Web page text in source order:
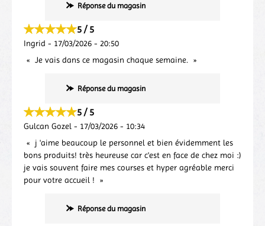
Réponse du magasin
5 / 5
Ingrid - 17/03/2026 - 20:50
Je vais dans ce magasin chaque semaine.
Réponse du magasin
5 / 5
Gulcan Gozel - 17/03/2026 - 10:34
j 'aime beaucoup le personnel et bien évidemment les
bons produits! très heureuse car c'est en face de chez moi :)
je vais souvent faire mes courses et hyper agréable merci
pour votre accueil !
Réponse du magasin